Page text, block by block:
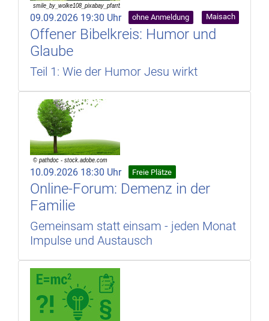
09.09.2026 19:30 Uhr ohne Anmeldung Maisach
Offener Bibelkreis: Humor und
Glaube
Teil 1: Wie der Humor Jesu wirkt
10.09.2026 18:30 Uhr Freie Plätze
Online-Forum: Demenz in der
Familie
Gemeinsam statt einsam - jeden Monat
Impulse und Austausch